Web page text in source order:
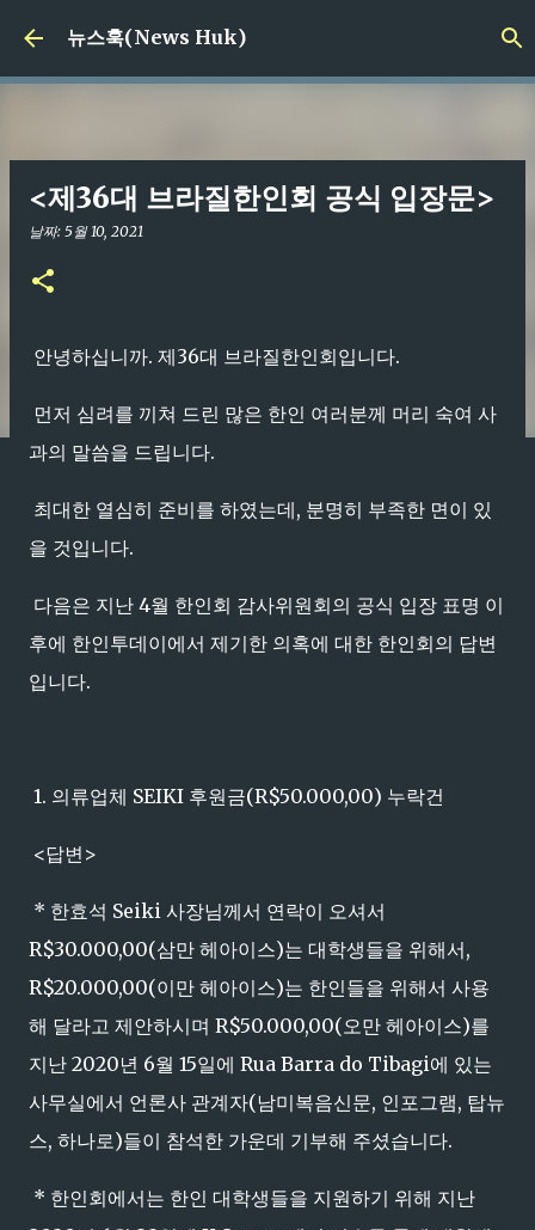
기본 콘텐츠로 건너뛰기
뉴스훅(News Huk)
<제36대 브라질한인회 공식 입장문>
날짜: 5월 10, 2021
안녕하십니까. 제36대 브라질한인회입니다.
먼저 심려를 끼쳐 드린 많은 한인 여러분께 머리 숙여 사
과의 말씀을 드립니다.
최대한 열심히 준비를 하였는데, 분명히 부족한 면이 있
을 것입니다.
다음은 지난 4월 한인회 감사위원회의 공식 입장 표명 이
후에 한인투데이에서 제기한 의혹에 대한 한인회의 답변
입니다.
1. 의류업체 SEIKI 후원금(R$50.000,00) 누락건
<답변>
* 한효석 Seiki 사장님께서 연락이 오셔서
R$30.000,00(삼만 헤아이스)는 대학생들을 위해서,
R$20.000,00(이만 헤아이스)는 한인들을 위해서 사용
해 달라고 제안하시며 R$50.000,00(오만 헤아이스)를
지난 2020년 6월 15일에 Rua Barra do Tibagi에 있는
사무실에서 언론사 관계자(남미복음신문, 인포그램, 탑뉴
스, 하나로)들이 참석한 가운데 기부해 주셨습니다.
* 한인회에서는 한인 대학생들을 지원하기 위해 지난